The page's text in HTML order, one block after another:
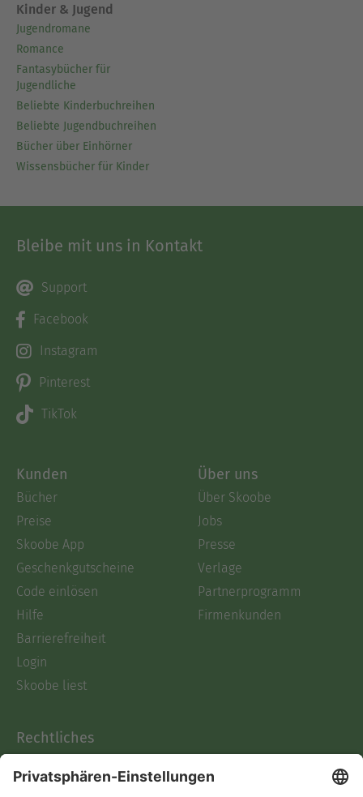
Kinder & Jugend
Jugendromane
Romance
Fantasybücher für
Jugendliche
Beliebte Kinderbuchreihen
Beliebte Jugendbuchreihen
Bücher über Einhörner
Wissensbücher für Kinder
Bleibe mit uns in Kontakt
Support
Facebook
Instagram
Pinterest
TikTok
Kunden
Bücher
Preise
Skoobe App
Geschenkgutscheine
Code einlösen
Hilfe
Barrierefreiheit
Login
Skoobe liest
Über uns
Über Skoobe
Jobs
Presse
Verlage
Partnerprogramm
Firmenkunden
Rechtliches
AGB